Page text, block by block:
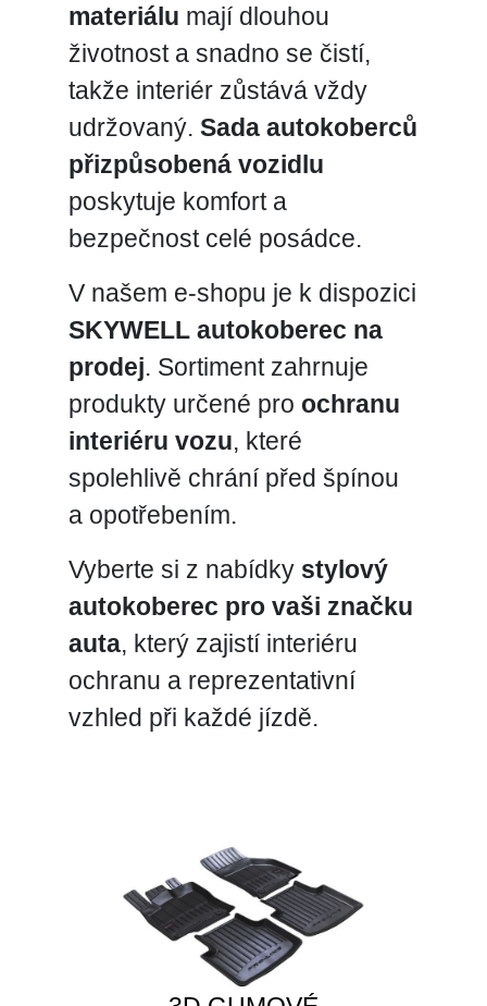
materiálu mají dlouhou
životnost a snadno se čistí,
takže interiér zůstává vždy
udržovaný. Sada autokoberců
přizpůsobená vozidlu
poskytuje komfort a
bezpečnost celé posádce.
V našem e-shopu je k dispozici
SKYWELL autokoberec na
prodej. Sortiment zahrnuje
produkty určené pro ochranu
interiéru vozu, které
spolehlivě chrání před špínou
a opotřebením.
Vyberte si z nabídky stylový
autokoberec pro vaši značku
auta, který zajistí interiéru
ochranu a reprezentativní
vzhled při každé jízdě.